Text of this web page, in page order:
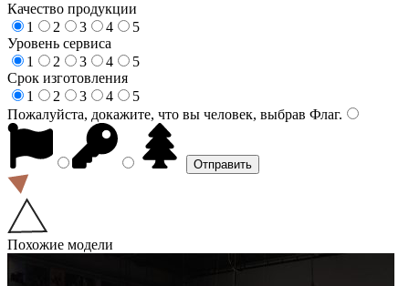
Качество продукции
1
2 3 4
5
Уровень сервиса
1
2 3 4
5
Срок изготовления
1
2 3 4
5
Пожалуйста, докажите, что вы человек, выбрав Флаг.
Похожие модели